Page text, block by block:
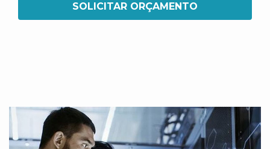
SOLICITAR ORÇAMENTO